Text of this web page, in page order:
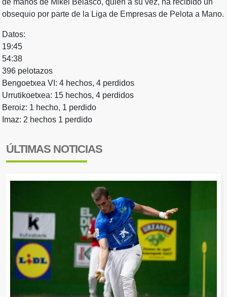
obsequio por parte de la Liga de Empresas de Pelota a Mano.
Datos:
19:45
54:38
396 pelotazos
Bengoetxea VI: 4 hechos, 4 perdidos
Urrutikoetxea: 15 hechos, 4 perdidos
Beroiz: 1 hecho, 1 perdido
Imaz: 2 hechos 1 perdido
ÚLTIMAS NOTICIAS